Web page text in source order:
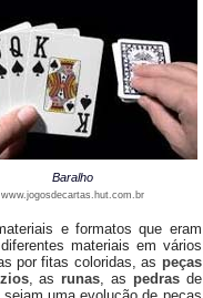
Baralho
www.jogosdecartas.hut.com.br
e formatos que eram
materiais em vários
por fitas coloridas, as peças
, as runas, as pedrasde